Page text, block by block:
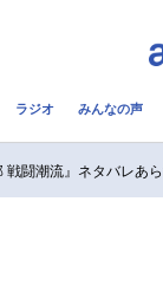
ラジオ みんなの声
戦闘潮流』ネタバレあ